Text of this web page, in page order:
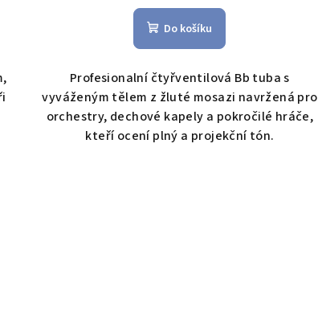
Do košíku
Profesionalní čtyřventilová Bb tuba s
vyváženým tělem z žluté mosazi navržená pro
orchestry, dechové kapely a pokročilé hráče,
kteří ocení plný a projekční tón.